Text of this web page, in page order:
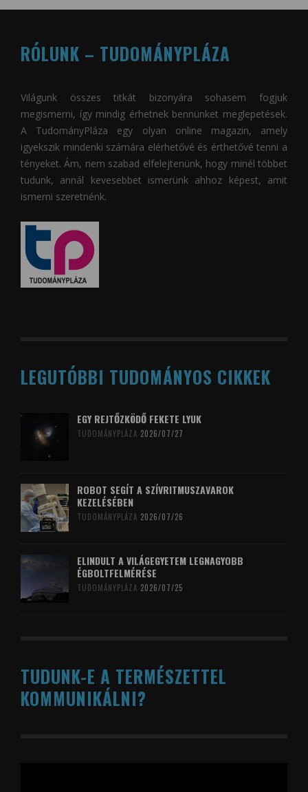
RÓLUNK – TUDOMÁNYPLÁZA
Világunk összes titkát bizonyára sohasem fogjuk
megismerni, így mindig érhetnek bennünket meglepetések.
A TudományPláza egy olyan online magazin, amely
igyekszik mindenki számára elérhetővé és érthetővé tenni a
tényeket. Ám, nem szabad elfelejtenünk, hogy minél többet
tudunk, annál kevesebbet ismerünk ahhoz képest, amit
ismerni szeretnénk.
LEGUTÓBBI TUDOMÁNYOS CIKKEK
EGY REJTŐZKÖDŐ FEKETE LYUK
TUDOMÁNYPLÁZA 2026/07/27
ROBOT SEGÍT A SZÍVRITMUSZAVAROK
KEZELÉSÉBEN
TUDOMÁNYPLÁZA 2026/07/26
ELINDULT A VILÁGEGYETEM LEGNAGYOBB
ÉGBOLTFELMÉRÉSE
TUDOMÁNYPLÁZA 2026/07/25
TUDUNK-E A TERMÉSZETTEL
KOMMUNIKÁLNI?